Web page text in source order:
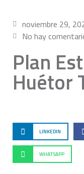
noviembre 29,
No hay
Plan
Huétor
LINKEDIN
WHATSAPP